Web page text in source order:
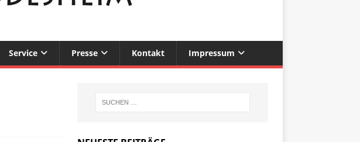
Service Presse Kontakt Impressum